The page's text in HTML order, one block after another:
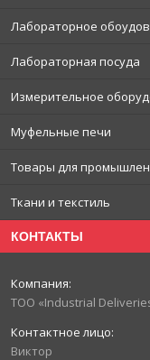
Лабораторное
Лабораторная посуда
Измерительное
Муфельные печи
Товары для
Ткани и текстиль
КОНТАКТЫ
ТОО «Industrial
Виктор